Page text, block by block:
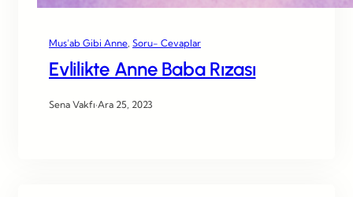
Mus’ab Gibi Anne Soru- Cevaplar
Evlilikte Anne Baba Rızası
Sena Vakfı·Ara 25, 2023